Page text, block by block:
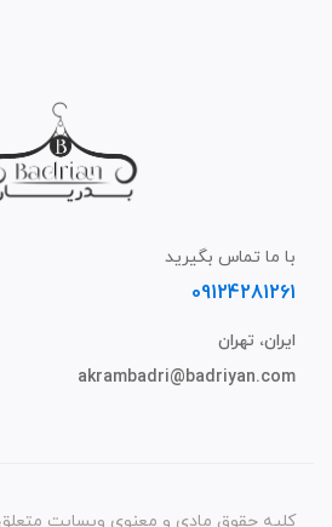
با ما تماس بگیرید
09124281261
ایران، تهران
akrambadri@badriyan.com
کلیه حقوق مادی و معنوی وبسایت